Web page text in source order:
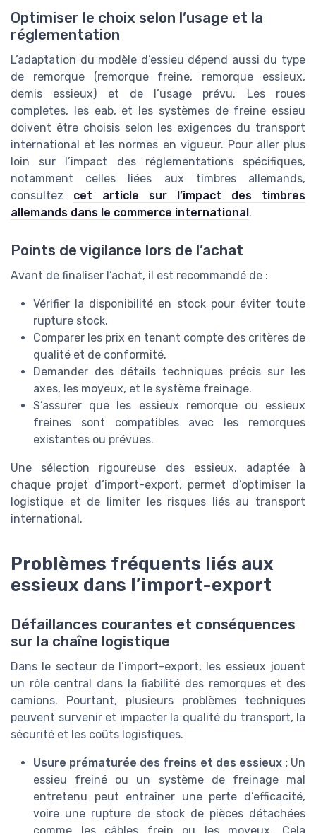
Optimiser le choix selon l’usage et la
réglementation
L’adaptation du modèle d’essieu dépend aussi du type
de remorque (remorque freine, remorque essieux,
demis essieux) et de l’usage prévu. Les roues
completes, les eab, et les systèmes de freine essieu
doivent être choisis selon les exigences du transport
international et les normes en vigueur. Pour aller plus
loin sur l’impact des réglementations spécifiques,
notamment celles liées aux timbres allemands,
consultez cet article sur l’impact des timbres
allemands dans le commerce international .
Points de vigilance lors de l’achat
Avant de finaliser l’achat, il est recommandé de :
Vérifier la disponibilité en stock pour éviter toute
rupture stock.
Comparer les prix en tenant compte des critères de
qualité et de conformité.
Demander des détails techniques précis sur les
axes, les moyeux, et le système freinage.
S’assurer que les essieux remorque ou essieux
freines sont compatibles avec les remorques
existantes ou prévues.
Une sélection rigoureuse des essieux, adaptée à
chaque projet d’import-export, permet d’optimiser la
logistique et de limiter les risques liés au transport
international.
Problèmes fréquents liés aux
essieux dans l’import-export
Défaillances courantes et conséquences
sur la chaîne logistique
Dans le secteur de l’import-export, les essieux jouent
un rôle central dans la fiabilité des remorques et des
camions. Pourtant, plusieurs problèmes techniques
peuvent survenir et impacter la qualité du transport, la
sécurité et les coûts logistiques.
Usure prématurée des freins et des essieux :Un
essieu freiné ou un système de freinage mal
entretenu peut entraîner une perte d’efficacité,
voire une rupture de stock de pièces détachées